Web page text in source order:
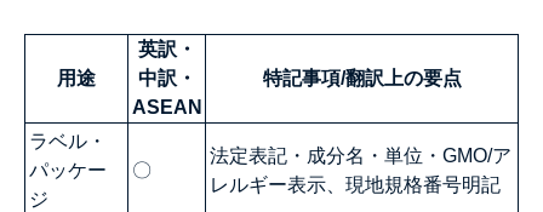
用途
英訳・
中訳・
ASEAN
特記事項/翻訳上の要点
ラベル・
パッケー
ジ
〇
法定表記・成分名・単位・GMO/ア
レルギー表示、現地規格番号明記